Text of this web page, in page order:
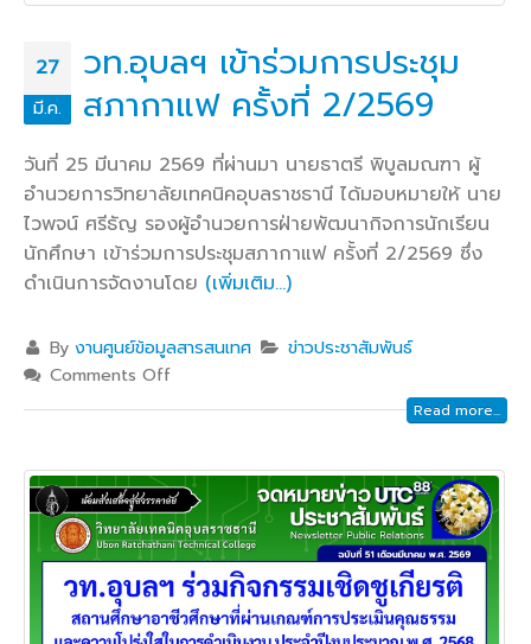
27
มี.ค.
วท.อุบลฯ เข้าร่วมการประชุม
สภากาแฟ ครั้งที่ 2/2569
วันที่ 25 มีนาคม 2569 ที่ผ่านมา นายธาตรี พิบูลมณฑา ผู้
อำนวยการวิทยาลัยเทคนิคอุบลราชธานี ได้มอบหมายให้ นาย
ไวพจน์ ศรีธัญ รองผู้อำนวยการฝ่ายพัฒนากิจการนักเรียน
นักศึกษา เข้าร่วมการประชุมสภากาแฟ ครั้งที่ 2/2569 ซึ่ง
ดำเนินการจัดงานโดย (เพิ่มเติม…)
Byงานศูนย์ข้อมูลสารสนเทศ
ข่าวประชาสัมพันธ์
Comments Off
Read more...